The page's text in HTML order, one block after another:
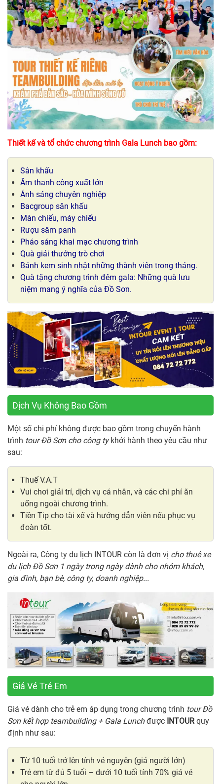
Thiết kế và tổ chức chương trình Gala Lunch bao gồm:
Sân khấu
Âm thanh công xuất lớn
Ánh sáng chuyên nghiệp
Bacgroup sân khấu
Màn chiếu, máy chiếu
Rượu sâm panh
Pháo sáng khai mạc chương trình
Quà giải thưởng trò chơi
Bánh kem sinh nhật những thành viên trong tháng.
Quà tặng chương trình đêm gala: Những quà lưu
niệm mang ý nghĩa của Đồ Sơn.
Dịch Vụ Không Bao Gồm
Một số chi phí không được bao gồm trong chuyến hành
trình tour Đồ Sơn cho công tykhởi hành theo yêu cầu như
sau:
Thuế V.A.T
Vui chơi giải trí, dịch vụ cá nhân, và các chi phí ăn
uống ngoài chương trình.
Tiền Tip cho tài xế và hướng dẫn viên nếu phục vụ
đoàn tốt.
Ngoài ra, Công ty du lịch INTOUR còn là đơn vị cho thuê xe
du lịch Đồ Sơn 1 ngày trong ngày dành cho nhóm khách,
gia đình, bạn bè, công ty, doanh nghiệp...
Giá Vé Trẻ Em
Giá vé dành cho trẻ em áp dụng trong chương trình tour Đồ
Sơn kết hợp teambuilding + Gala Lunchđược INTOURquy
định như sau:
Từ 10 tuổi trở lên tính vé nguyên (giá người lớn)
Trẻ em từ đủ 5 tuổi – dưới 10 tuổi tính 70% giá vé